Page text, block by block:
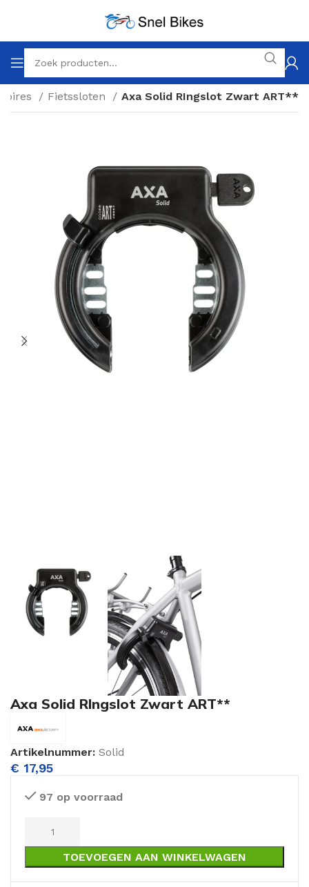
Fietssloten Axa Solid RIngslot Zwart ART**
Axa Solid RIngslot Zwart ART**
Artikelnummer: Solid
€ 17,95
97 op voorraad
TOEVOEGEN AAN WINKELWAGEN